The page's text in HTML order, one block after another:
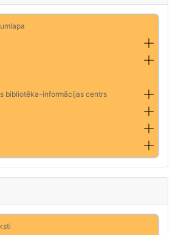
bibliotēka-informācijas centrs